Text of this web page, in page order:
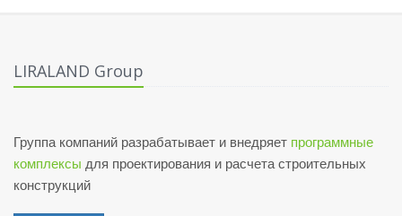
LIRALAND Group
Группа компаний разрабатывает и внедряет программные
комплексы для проектирования и расчета строительных
конструкций